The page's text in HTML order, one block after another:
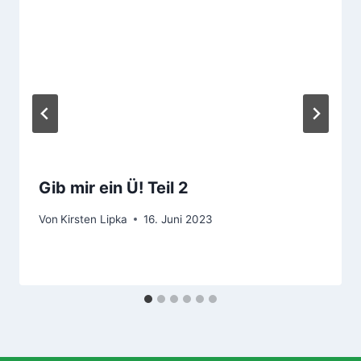
Gib mir ein Ü! Teil 2
Von Kirsten Lipka 16. Juni 2023